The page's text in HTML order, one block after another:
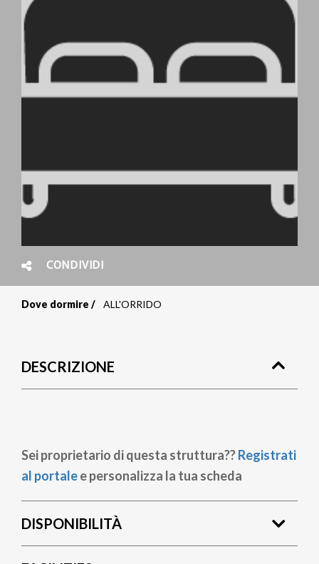
CONDIVIDI
pane
Dove dormire ALL'ORRIDO
DESCRIZIONE
Sei proprietario di questa struttura??Registrati
al portalee personalizza la tua scheda
DISPONIBILITÀ